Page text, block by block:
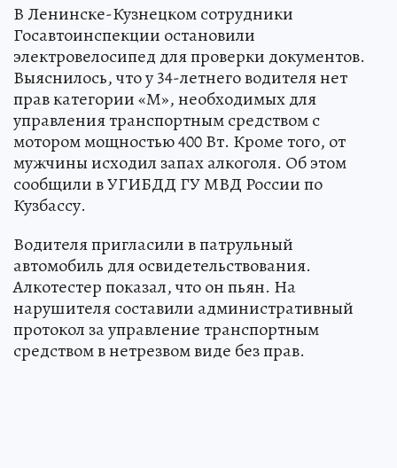
В Ленинске-Кузнецком сотрудники
Госавтоинспекции остановили
электровелосипед для проверки документов.
Выяснилось, что у 34-летнего водителя нет
прав категории «М», необходимых для
управления транспортным средством с
мотором мощностью 400 Вт. Кроме того, от
мужчины исходил запах алкоголя. Об этом
сообщили в УГИБДД ГУ МВД России по
Кузбассу.
Водителя пригласили в патрульный
автомобиль для освидетельствования.
Алкотестер показал, что он пьян. На
нарушителя составили административный
протокол за управление транспортным
средством в нетрезвом виде без прав.